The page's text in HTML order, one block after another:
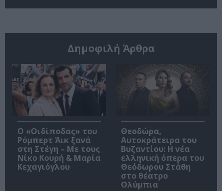
Δημοφιλή Άρθρα
O «Οιδίποδας» του
Ρόμπερτ Άικ ξανά
στη Στέγη – Με τους
Νίκο Κουρή & Μαρία
Κεχαγιόγλου
Θεοδώρα,
Αυτοκράτειρα του
Βυζαντίου: Η νέα
ελληνική όπερα του
Θεόδωρου Στάθη
στο θέατρο
Ολύμπια